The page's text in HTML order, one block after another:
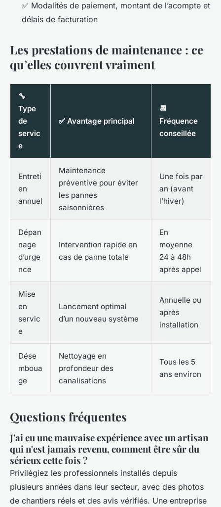
✅ Modalités de paiement, montant de l’acompte et
délais de facturation
Les prestations de maintenance : ce
qu’elles couvrent vraiment
🔧
Type
de
servic
e
✅ Avantage principal
📆
Fréquence
conseillée
Entreti
en
annuel
Maintenance
préventive pour éviter
les pannes
saisonnières
Une fois par
an (avant
l’hiver)
Dépan
nage
d’urge
nce
Intervention rapide en
cas de panne totale
En
moyenne
24 à 48h
après appel
Mise
en
servic
e
Lancement optimal
d’un nouveau système
Annuelle ou
après
installation
Dése
mboua
ge
Nettoyage en
profondeur des
canalisations
Tous les 5
ans environ
Questions fréquentes
J'ai eu une mauvaise expérience avec un artisan
qui n'est jamais revenu, comment être sûr du
sérieux cette fois ?
Privilégiez les professionnels installés depuis
plusieurs années dans leur secteur, avec des photos
de chantiers réels et des avis vérifiés. Une entreprise